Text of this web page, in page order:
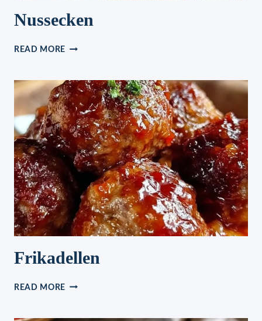
Nussecken
READ MORE NUSSECKEN
Frikadellen
READ MORE FRIKADELLEN